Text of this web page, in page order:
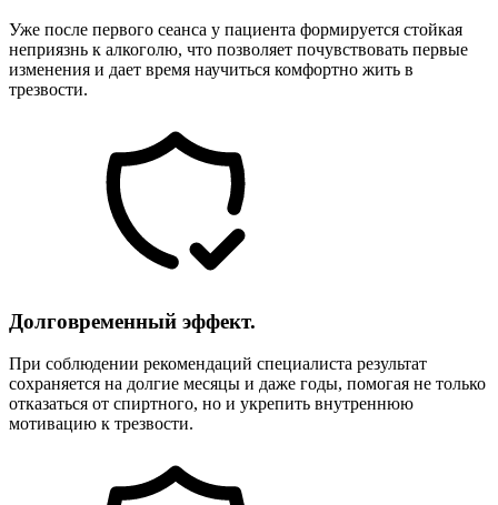
Уже после первого сеанса у пациента формируется стойкая
неприязнь к алкоголю, что позволяет почувствовать первые
изменения и дает время научиться комфортно жить в
трезвости.
Долговременный эффект.
При соблюдении рекомендаций специалиста результат
сохраняется на долгие месяцы и даже годы, помогая не только
отказаться от спиртного, но и укрепить внутреннюю
мотивацию к трезвости.